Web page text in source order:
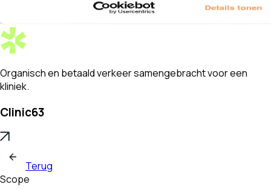
Organisch en betaald verkeersamengebrachtvoor een
kliniek.
Clinic63
Terug
Scope